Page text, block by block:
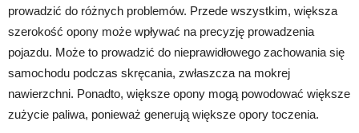
prowadzić do różnych problemów. Przede wszystkim, większa
szerokość opony może wpływać na precyzję prowadzenia
pojazdu. Może to prowadzić do nieprawidłowego zachowania się
samochodu podczas skręcania, zwłaszcza na mokrej
nawierzchni. Ponadto, większe opony mogą powodować większe
zużycie paliwa, ponieważ generują większe opory toczenia.